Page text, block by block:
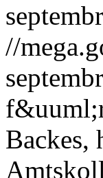
//
Backes,